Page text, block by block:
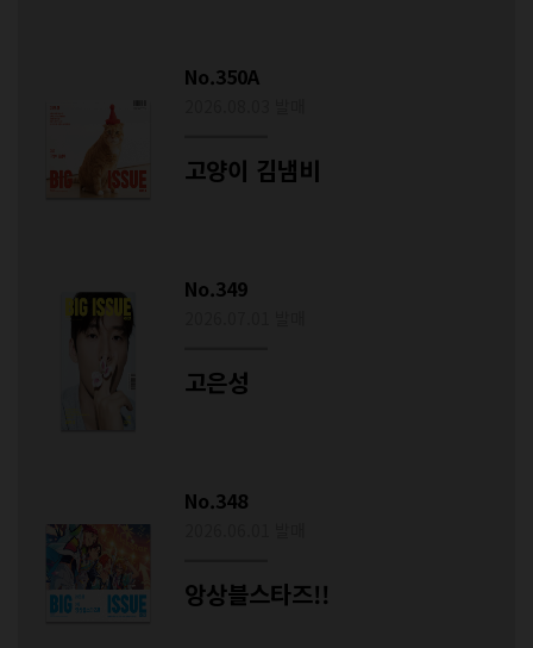
No.350A
고양이 김냄비
No.349
고은성
No.348
앙상블스타즈!!